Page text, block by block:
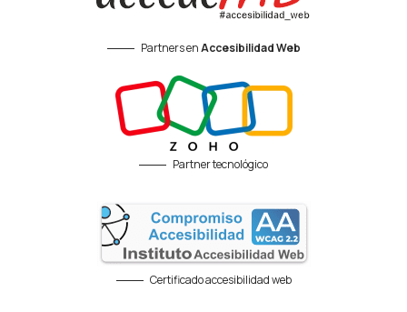
Partners enAccesibilidad Web
Partner tecnológico
Certificado accesibilidad web